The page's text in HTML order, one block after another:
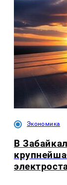
Экономика
В